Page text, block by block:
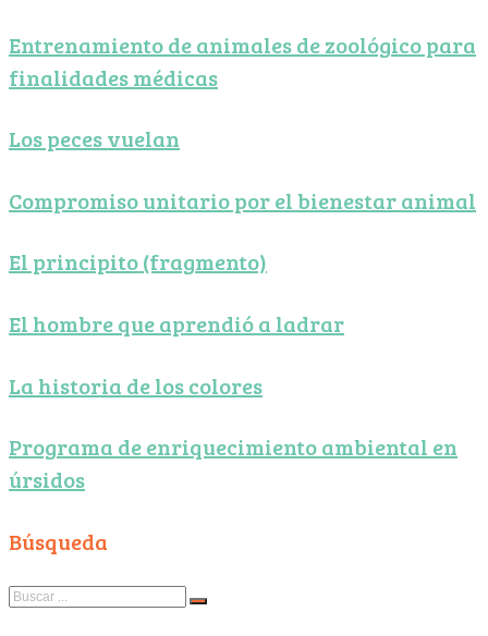
Entrenamiento de animales de zoológico para
finalidades médicas
Los peces vuelan
Compromiso unitario por el bienestar animal
El principito (fragmento)
El hombre que aprendió a ladrar
La historia de los colores
Programa de enriquecimiento ambiental en
úrsidos
Búsqueda
Search